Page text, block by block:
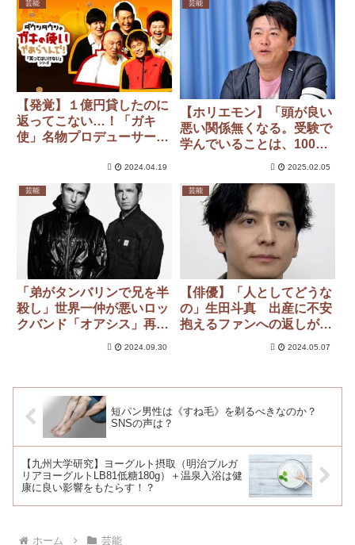
芸能
【発覚】１億円貸したのに
返ってこない…！「ガキ
使」名物プロデューサーに
ブル」約束した返済日から
1年経過
2024.04.19
芸能
【ホリエモン】「頭が良い
悪い関係無くなる。受験で
学んでいることは、100％
2025.02.05
芸能
「弟がタンバリンで兄を半
殺し」世界一仲が悪いロッ
クバンド「オアシス」再結
2024.09.30
芸能
【俳優】「人としてどうな
の」生田斗真 出産に不安
抱えるファンへの返しが
2024.05.07
短パン男性は《すね毛》を剃るべきなのか？
SNSの声は？
【九州大学研究】ヨーグルト摂取（明治ブルガ
リアヨーグルトLB81低糖180g）＋温泉入浴は健
康に良い影響をもたらす！？
ホーム 芸能